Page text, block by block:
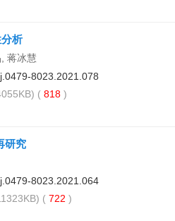
析
蒋冰慧
8023.2021.078
( 818 )
研究
8023.2021.064
( 722 )